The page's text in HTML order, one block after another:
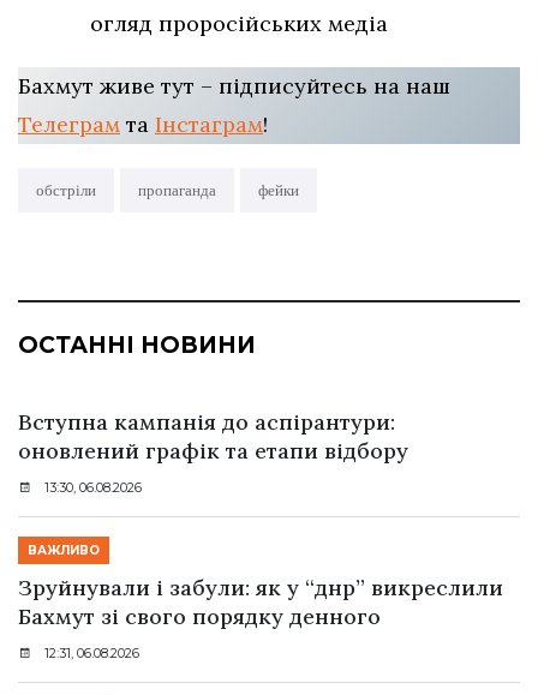
огляд проросійських медіа
Бахмут живе тут – підписуйтесь на наш
Телеграм та Інстаграм!
обстріли пропаганда фейки
ОСТАННІ НОВИНИ
Вступна кампанія до аспірантури:
оновлений графік та етапи відбору
13:30, 06.08.2026
ВАЖЛИВО
Зруйнували і забули: як у “днр” викреслили
Бахмут зі свого порядку денного
12:31, 06.08.2026